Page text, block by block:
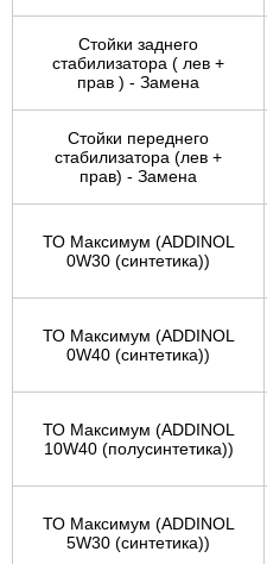
Стойки заднего
стабилизатора ( лев +
прав ) - Замена
Стойки переднего
стабилизатора (лев +
прав) - Замена
ТО Максимум (ADDINOL
0W30 (синтетика))
ТО Максимум (ADDINOL
0W40 (синтетика))
ТО Максимум (ADDINOL
10W40 (полусинтетика))
ТО Максимум (ADDINOL
5W30 (синтетика))